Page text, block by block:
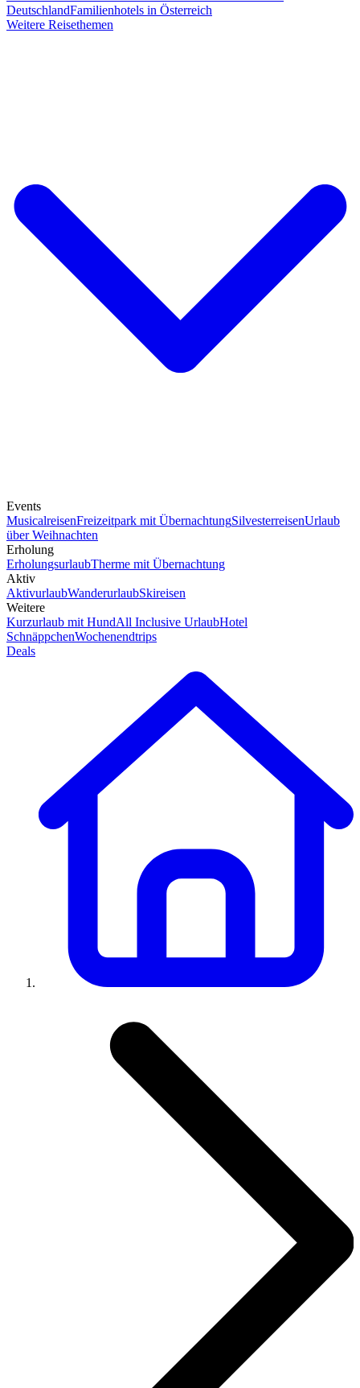
DeutschlandFamilienhotels in Österreich
Weitere Reisethemen
Events
MusicalreisenFreizeitpark mit ÜbernachtungSilvesterreisenUrlaub
über Weihnachten
Erholung
ErholungsurlaubTherme mit Übernachtung
Aktiv
AktivurlaubWanderurlaubSkireisen
Weitere
Kurzurlaub mit HundAll Inclusive UrlaubHotel
SchnäppchenWochenendtrips
Deals